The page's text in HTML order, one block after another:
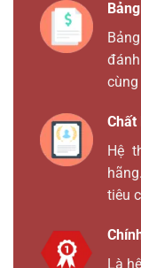
Chất
Hệ
tiêu
Là